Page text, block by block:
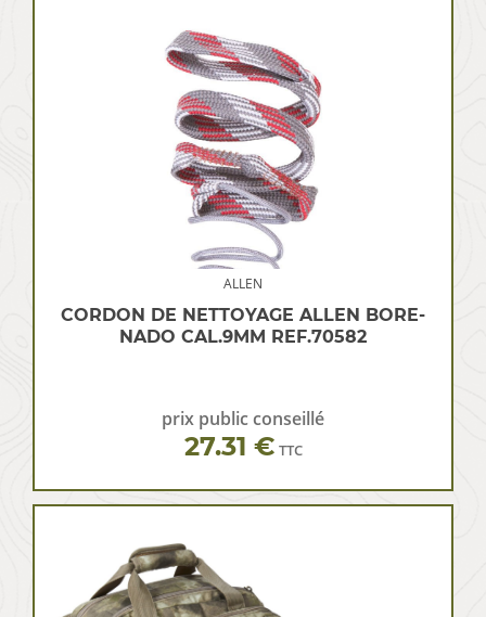
ALLEN
CORDON DE NETTOYAGE ALLEN BORE-
NADO CAL.9MM REF.70582
prix public conseillé
27.31 € TTC